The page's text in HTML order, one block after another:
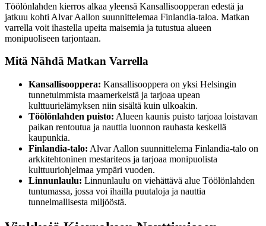
Töölönlahden kierros alkaa yleensä Kansallisoopperan edestä ja
jatkuu kohti Alvar Aallon suunnittelemaa Finlandia-taloa. Matkan
varrella voit ihastella upeita maisemia ja tutustua alueen
monipuoliseen tarjontaan.
Mitä Nähdä Matkan Varrella
Kansallisooppera: Kansallisooppera on yksi Helsingin
tunnetuimmista maamerkeistä ja tarjoaa upean
kulttuurielämyksen niin sisältä kuin ulkoakin.
Töölönlahden puisto: Alueen kaunis puisto tarjoaa loistavan
paikan rentoutua ja nauttia luonnon rauhasta keskellä
kaupunkia.
Finlandia-talo: Alvar Aallon suunnittelema Finlandia-talo on
arkkitehtoninen mestariteos ja tarjoaa monipuolista
kulttuuriohjelmaa ympäri vuoden.
Linnunlaulu: Linnunlaulu on viehättävä alue Töölönlahden
tuntumassa, jossa voi ihailla puutaloja ja nauttia
tunnelmallisesta miljööstä.